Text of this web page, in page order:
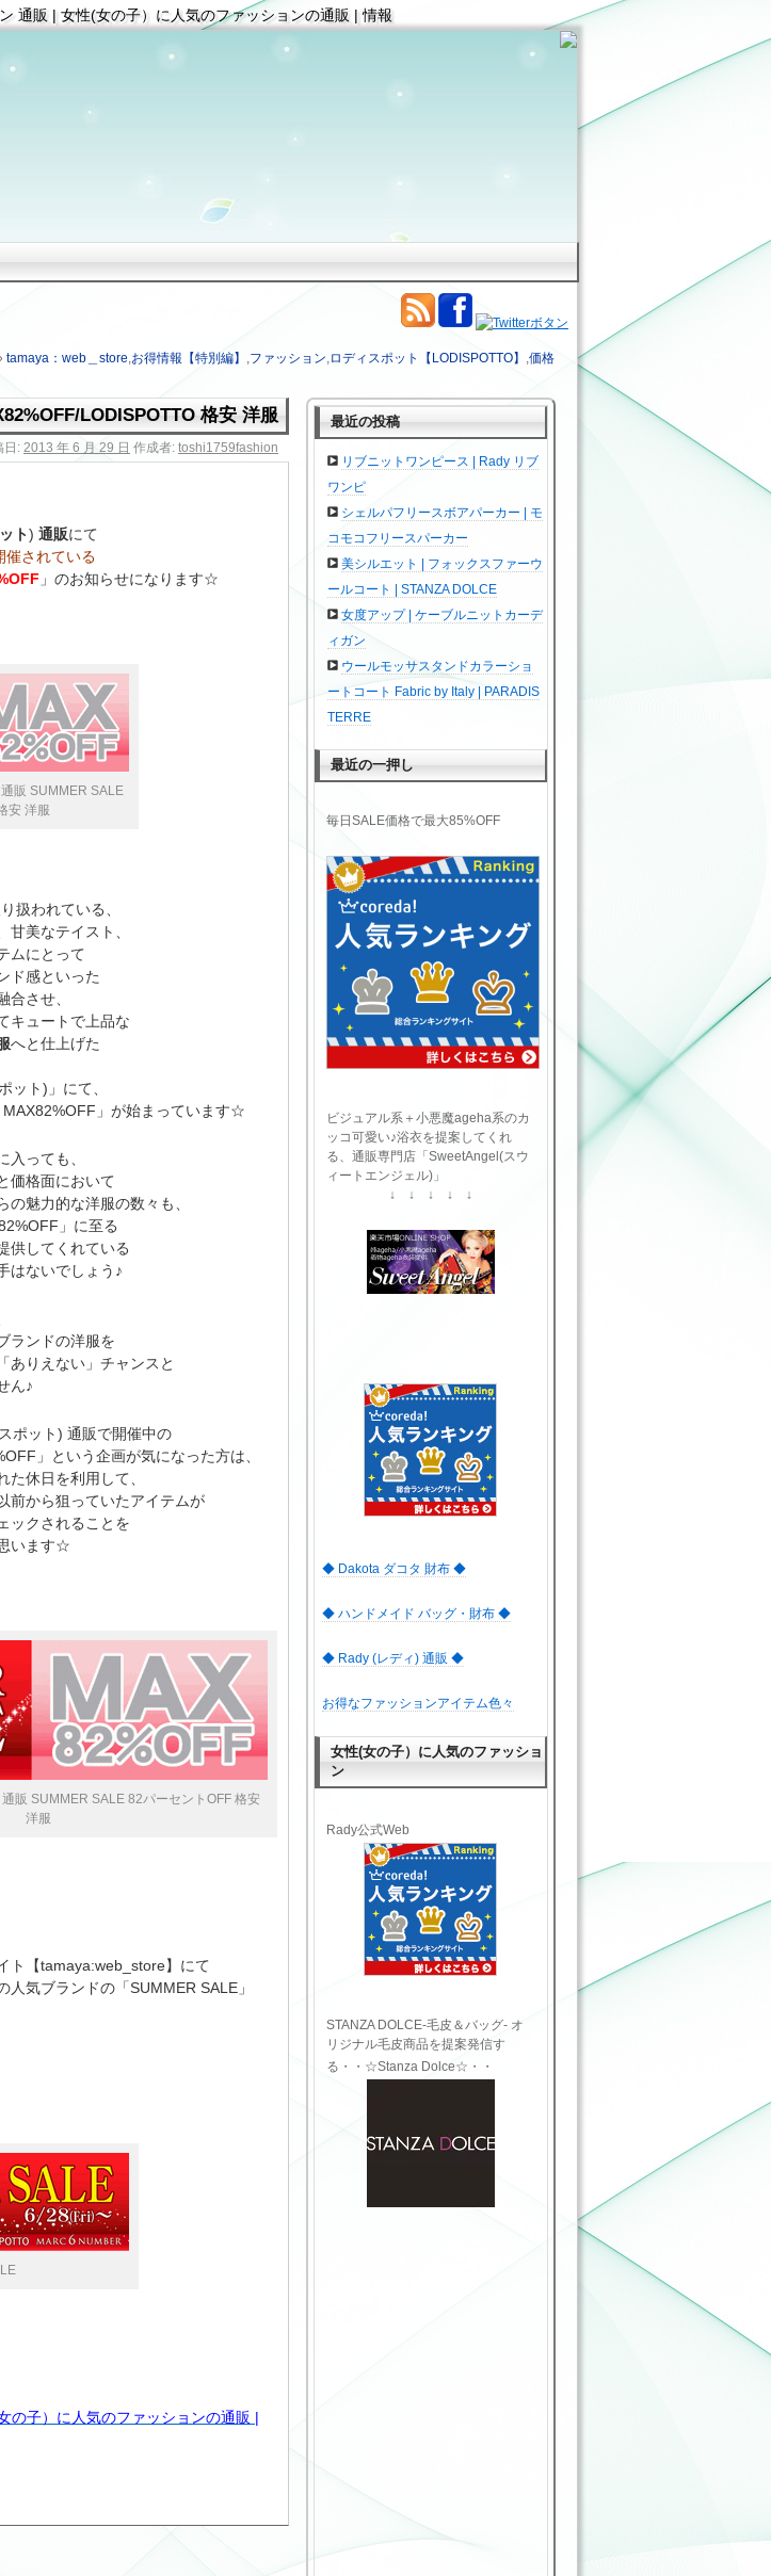
通販 | 女性(女の子）に人気のファッションの通販 | 情報
tamaya：web＿store,お得情報【特別編】 ,ファッション,ロディスポット【LODISPOTTO】 ,価格
LODISPOTTO 格安 洋服
日: 2013 年 6 月 29 日 作成者: toshi1759fashion
ト) 通販にて
催されている
」のお知らせになります☆
販 SUMMER SALE
安 洋服
扱われている、
甘美なテイスト、
ムにとって
ド感といった
合させ、
キュートで上品な
へと仕上げた
ット)」にて、
」が始まっています☆
入っても、
価格面において
魅力的な洋服の数々も、
」に至る
供してくれている
はないでしょう♪
ランドの洋服を
ありえない」チャンスと
ん♪
ポット) 通販で開催中の
」という企画が気になった方は、
た休日を利用して、
前から狙っていたアイテムが
ックされることを
います☆
販 SUMMER SALE 82パーセントOFF 格安
洋服
ト【tamaya:web_store】にて
気ブランドの「SUMMER SALE」
の子）に人気のファッションの通販 |
最近の投稿
リブニットワンピース | Rady リブ
ワンピ
シェルパフリースボアパーカー | モ
コモコフリースパーカー
美シルエット | フォックスファーウ
ールコート | STANZA DOLCE
女度アップ | ケーブルニットカーデ
ィガン
ウールモッサスタンドカラーショ
ートコート Fabric by Italy | PARADIS
TERRE
最近の一押し
毎日SALE価格で最大85%OFF
ビジュアル系＋小悪魔ageha系のカ
ッコ可愛い♪浴衣を提案してくれ
る、通販専門店「SweetAngel(スウ
ィートエンジェル)」
↓ ↓ ↓ ↓ ↓
◆ Dakota ダコタ 財布 ◆
◆ ハンドメイド バッグ・財布 ◆
◆ Rady (レディ) 通販 ◆
お得なファッションアイテム色々
女性(女の子）に人気のファッショ
ン
Rady公式Web
STANZA DOLCE-毛皮＆バッグ- オ
リジナル毛皮商品を提案発信す
る・・☆Stanza Dolce☆・・